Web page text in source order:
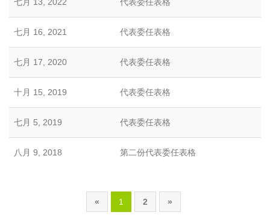
七月 13, 2022 代表委任表格
七月 16, 2021 代表委任表格
七月 17, 2020 代表委任表格
十月 15, 2019 代表委任表格
七月 5, 2019 代表委任表格
八月 9, 2018 第二份代表委任表格
« 1 2 »